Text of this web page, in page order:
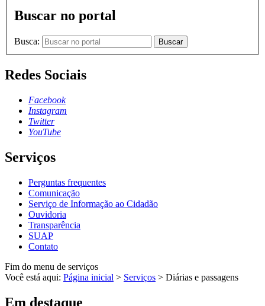
Buscar no portal
Busca: Buscar
Redes Sociais
Facebook
Instagram
Twitter
YouTube
Serviços
Perguntas frequentes
Comunicação
Serviço de Informação ao Cidadão
Ouvidoria
Transparência
SUAP
Contato
Fim do menu de serviços
Você está aqui: Página inicial > Serviços > Diárias e passagens
Em destaque